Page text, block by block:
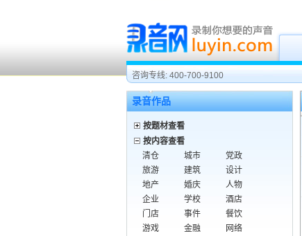
咨询专线: 400-700-9100
录音作品
按题材查看
按内容查看
清仓
城市
党政
旅游
建筑
设计
地产
婚庆
人物
企业
学校
酒店
门店
事件
餐饮
游戏
金融
网络